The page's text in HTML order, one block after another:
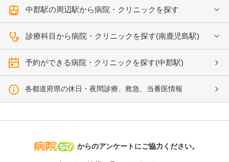
中郡駅の周辺駅から病院・クリニックを探す
診療科目から病院・クリニックを探す(南鹿児島駅)
予約ができる病院・クリニックを探す(中郡駅)
各都道府県の休日・夜間診療、救急、当番医情報
病院なび
からのアンケートにご協力ください。